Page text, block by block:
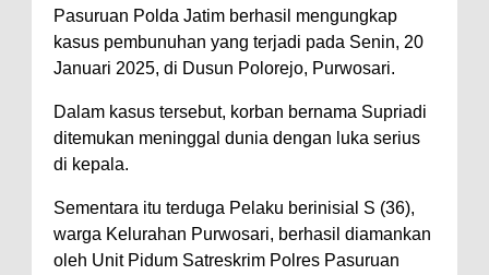
Pasuruan Polda Jatim berhasil mengungkap
kasus pembunuhan yang terjadi pada Senin, 20
Januari 2025, di Dusun Polorejo, Purwosari.
Dalam kasus tersebut, korban bernama Supriadi
ditemukan meninggal dunia dengan luka serius
di kepala.
Sementara itu terduga Pelaku berinisial S (36),
warga Kelurahan Purwosari, berhasil diamankan
oleh Unit Pidum Satreskrim Polres Pasuruan